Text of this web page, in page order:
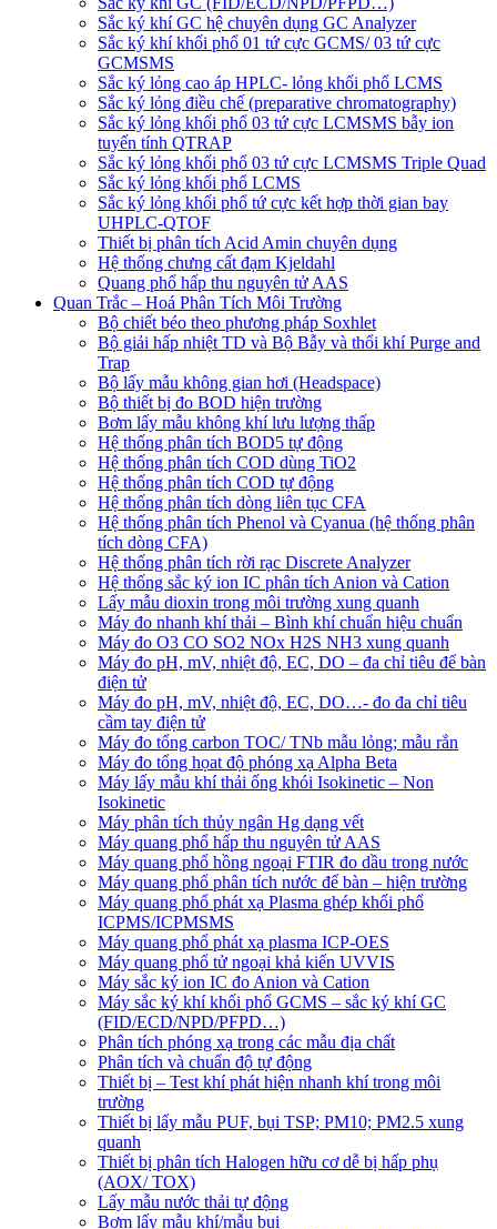
Sắc ký khí GC hệ chuyên dụng GC Analyzer
Sắc ký khí khối phổ 01 tứ cực GCMS/ 03 tứ cực
GCMSMS
Sắc ký lỏng cao áp HPLC- lỏng khối phổ LCMS
Sắc ký lỏng điều chế (preparative chromatography)
Sắc ký lỏng khối phổ 03 tứ cực LCMSMS bẫy ion
tuyến tính QTRAP
Sắc ký lỏng khối phổ 03 tứ cực LCMSMS Triple Quad
Sắc ký lỏng khối phổ LCMS
Sắc ký lỏng khối phổ tứ cực kết hợp thời gian bay
UHPLC-QTOF
Thiết bị phân tích Acid Amin chuyên dụng
Hệ thống chưng cất đạm Kjeldahl
Quang phổ hấp thu nguyên tử AAS
Quan Trắc – Hoá Phân Tích Môi Trường
Bộ chiết béo theo phương pháp Soxhlet
Bộ giải hấp nhiệt TD và Bộ Bẫy và thổi khí Purge and
Trap
Bộ lấy mẫu không gian hơi (Headspace)
Bộ thiết bị đo BOD hiện trường
Bơm lấy mẫu không khí lưu lượng thấp
Hệ thống phân tích BOD5 tự động
Hệ thống phân tích COD dùng TiO2
Hệ thống phân tích COD tự động
Hệ thống phân tích dòng liên tục CFA
Hệ thống phân tích Phenol và Cyanua (hệ thống phân
tích dòng CFA)
Hệ thống phân tích rời rạc Discrete Analyzer
Hệ thống sắc ký ion IC phân tích Anion và Cation
Lấy mẫu dioxin trong môi trường xung quanh
Máy đo nhanh khí thải – Bình khí chuẩn hiệu chuẩn
Máy đo O3 CO SO2 NOx H2S NH3 xung quanh
Máy đo pH, mV, nhiệt độ, EC, DO – đa chỉ tiêu để bàn
điện tử
Máy đo pH, mV, nhiệt độ, EC, DO…- đo đa chỉ tiêu
cầm tay điện tử
Máy đo tổng carbon TOC/ TNb mẫu lỏng; mẫu rắn
Máy đo tổng họat độ phóng xạ Alpha Beta
Máy lấy mẫu khí thải ống khói Isokinetic – Non
Isokinetic
Máy phân tích thủy ngân Hg dạng vết
Máy quang phổ hấp thu nguyên tử AAS
Máy quang phổ hồng ngoại FTIR đo dầu trong nước
Máy quang phổ phân tích nước để bàn – hiện trường
Máy quang phổ phát xạ Plasma ghép khối phổ
ICPMS/ICPMSMS
Máy quang phổ phát xạ plasma ICP-OES
Máy quang phổ tử ngoại khả kiến UVVIS
Máy sắc ký ion IC đo Anion và Cation
Máy sắc ký khí khối phổ GCMS – sắc ký khí GC
(FID/ECD/NPD/PFPD…)
Phân tích phóng xạ trong các mẫu địa chất
Phân tích và chuẩn độ tự động
Thiết bị – Test khí phát hiện nhanh khí trong môi
trường
Thiết bị lấy mẫu PUF, bụi TSP; PM10; PM2.5 xung
quanh
Thiết bị phân tích Halogen hữu cơ dễ bị hấp phụ
(AOX/ TOX)
Lấy mẫu nước thải tự động
Bơm lấy mẫu khí/mẫu bụi